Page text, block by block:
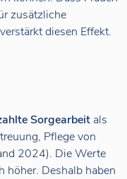
zusätzliche
diesen Effekt.
Sorgearbeit als
Pflege von
2024). Die Werte
höher. Deshalb haben